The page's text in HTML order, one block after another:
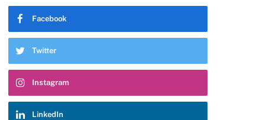
Facebook
Twitter
Instagram
LinkedIn